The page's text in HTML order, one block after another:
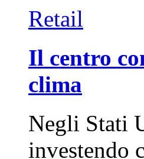
Retail
Il centro
clima
Negli Stati
investendo